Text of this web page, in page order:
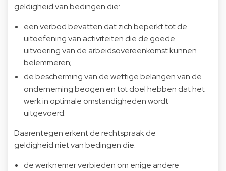
geldigheid van bedingen die:
een verbod bevatten dat zich beperkt tot de
uitoefening van activiteiten die de goede
uitvoering van de arbeidsovereenkomst kunnen
belemmeren;
de bescherming van de wettige belangen van de
onderneming beogen en tot doel hebben dat het
werk in optimale omstandigheden wordt
uitgevoerd.
Daarentegen erkent de rechtspraak de
geldigheid niet van bedingen die:
de werknemer verbieden om enige andere